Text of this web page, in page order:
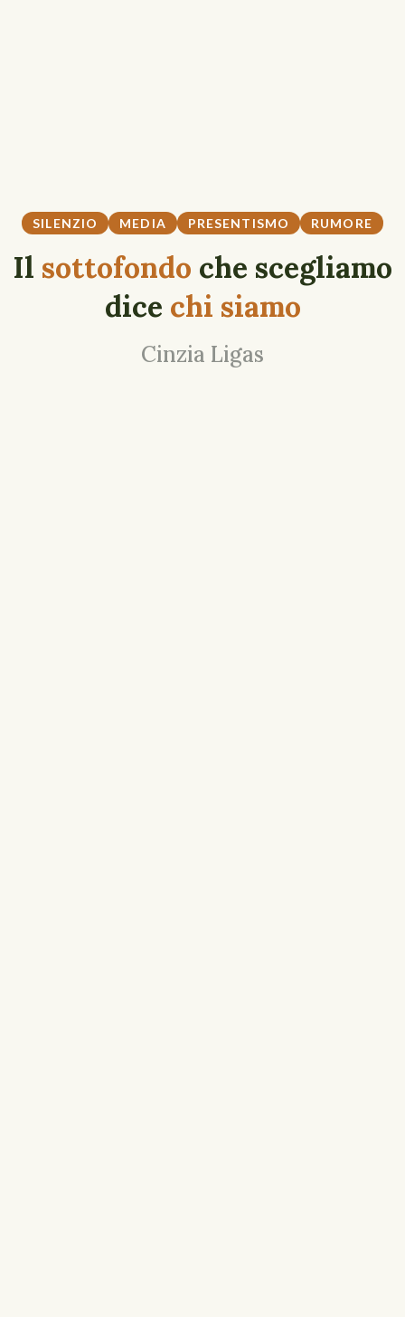
SILENZIO MEDIA PRESENTISMO RUMORE
Il sottofondo che scegliamo
dice chi siamo
Cinzia Ligas